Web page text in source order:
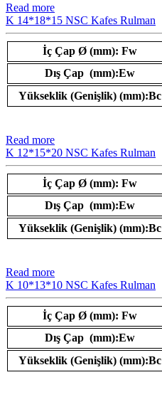
Read more
K 14*18*15 NSC Kafes Rulman
İç Çap Ø (mm): Fw
Dış Çap (mm):Ew
Yükseklik (Genişlik) (mm):Bc
Read more
K 12*15*20 NSC Kafes Rulman
İç Çap Ø (mm): Fw
Dış Çap (mm):Ew
Yükseklik (Genişlik) (mm):Bc
Read more
K 10*13*10 NSC Kafes Rulman
İç Çap Ø (mm): Fw
Dış Çap (mm):Ew
Yükseklik (Genişlik) (mm):Bc